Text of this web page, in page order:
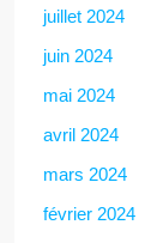
juillet 2024
juin 2024
mai 2024
avril 2024
mars 2024
février 2024